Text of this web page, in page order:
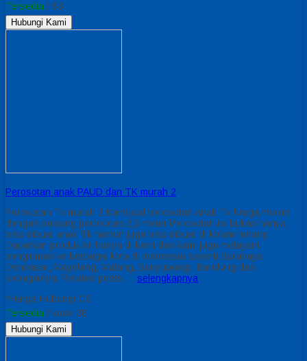
Tersedia / 63
Hubungi Kami
Perosotan anak PAUD dan TK murah 2
Perosotan Tk murah 2 Kami jual perosotan anak Tk harga murah
dengan panjang perosotan 2,5 meter.Perosotan ini bukan hanya
bisa dibuat anak Tk namun juga bisa dibuat di kolam renang.
Dapatkan produk ini hanya di kami dan kami juga melayani
pengiriman ke berbagai kota di Indonesia seperti Surabaya,
Denpasar, Magelang, Malang, Banyuwangi, Bandung dan
sebagainya. Related posts:… selengkapnya
*Harga Hubungi CS
Tersedia / kode 38
Hubungi Kami